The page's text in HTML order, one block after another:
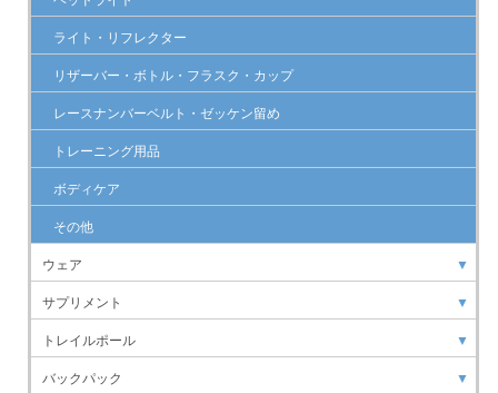
ライト・リフレクター
リザーバー・ボトル・フラスク・カップ
レースナンバーベルト・ゼッケン留め
トレーニング用品
ボディケア
その他
ウェア ▼
サプリメント ▼
トレイルポール ▼
バックパック ▼